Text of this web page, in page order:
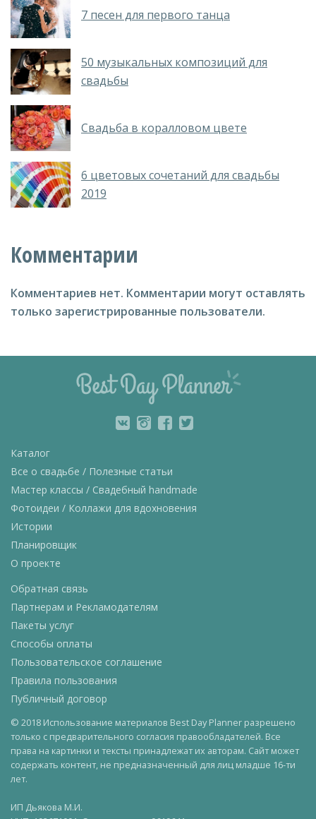
7 песен для первого танца
50 музыкальных композиций для
свадьбы
Свадьба в коралловом цвете
6 цветовых сочетаний для свадьбы
2019
Комментарии
Комментариев нет. Комментарии могут оставлять
только зарегистрированные пользователи.
Каталог
Все о свадьбе / Полезные статьи
Мастер классы / Свадебный handmade
Фотоидеи / Коллажи для вдохновения
Истории
Планировщик
О проекте
Обратная связь
Партнерам и Рекламодателям
Пакеты услуг
Способы оплаты
Пользовательское соглашение
Правила пользования
Публичный договор
© 2018 Использование материалов Best Day Planner разрешено
только с предварительного согласия правообладателей. Все
права на картинки и тексты принадлежат их авторам. Сайт может
содержать контент, не предназначенный для лиц младше 16-ти
лет.
ИП Дьякова М.И.